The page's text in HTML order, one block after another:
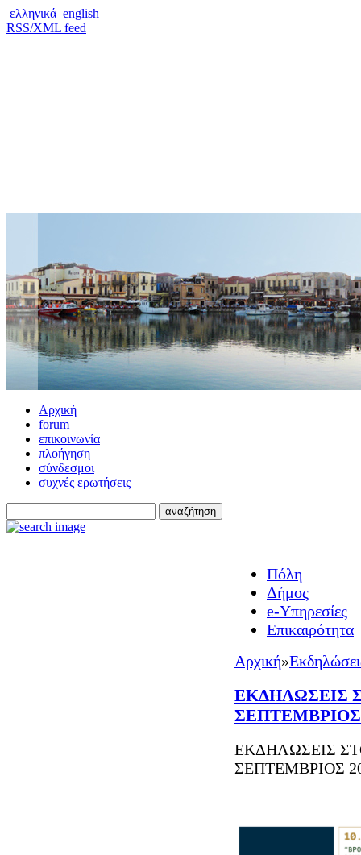
ελληνικά english
RSS/XML feed
Αρχική
forum
επικοινωνία
πλοήγηση
σύνδεσμοι
συχνές ερωτήσεις
Πόλη
Δήμος
e-Υπηρεσίες
Επικαιρότητα
Αρχική»
ΕΚΔΗΛΩΣΕΙΣ
ΣΕΠΤΕΜΒΡΙΟΣ
ΕΚΔΗΛΩΣΕΙΣ
ΣΕΠΤΕΜΒΡΙΟΣ